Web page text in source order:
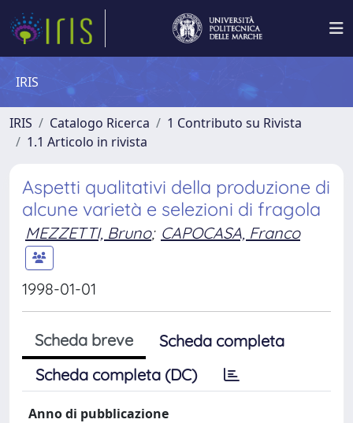
IRIS
IRIS Catalogo Ricerca
1 Contributo su Rivista
1.1 Articolo in rivista
Aspetti qualitativi della produzione di
alcune varietà e selezioni di fragola
MEZZETTI, Bruno; CAPOCASA, Franco
1998-01-01
Scheda breve
Scheda completa
Scheda completa (DC)
Anno di pubblicazione